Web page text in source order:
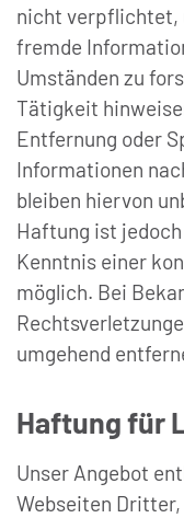
nicht verpflichtet,
fremde
Umständen zu
Tätigkeit
Entfernung oder
Informationen
bleiben hiervon
Haftung ist
Kenntnis einer
möglich. Bei
umgehend
Haftung für
Unser Angebot
Webseiten